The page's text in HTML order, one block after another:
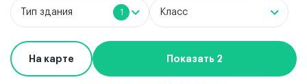
Тип здания 1 Класс
На карте Показать 2